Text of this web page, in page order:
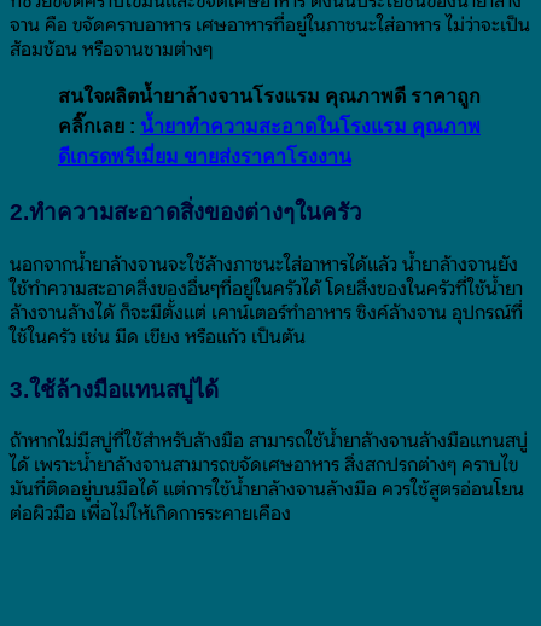
จาน คือ ขจัดคราบอาหาร เศษอาหารที่อยู่ในภาชนะใส่อาหาร ไม่ว่าจะเป็น
ส้อมช้อน หรือจานชามต่างๆ
สนใจผลิตน้ำยาล้างจานโรงแรม คุณภาพดี ราคาถูก
คลิ๊กเลย : น้ำยาทำความสะอาดในโรงแรม คุณภาพ
ดีเกรดพรีเมี่ยม ขายส่งราคาโรงงาน
2.ทำความสะอาดสิ่งของต่างๆในครัว
นอกจากน้ำยาล้างจานจะใช้ล้างภาชนะใส่อาหารได้แล้ว น้ำยาล้างจานยัง
ใช้ทำความสะอาดสิ่งของอื่นๆที่อยู่ในครัวได้ โดยสิ่งของในครัวที่ใช้น้ำยา
ล้างจานล้างได้ ก็จะมีตั้งแต่ เคาน์เตอร์ทำอาหาร ซิงค์ล้างจาน อุปกรณ์ที่
ใช้ในครัว เช่น มีด เขียง หรือแก้ว เป็นต้น
3.ใช้ล้างมือแทนสบู่ได้
ถ้าหากไม่มีสบู่ที่ใช้สำหรับล้างมือ สามารถใช้น้ำยาล้างจานล้างมือแทนสบู่
ได้ เพราะน้ำยาล้างจานสามารถขจัดเศษอาหาร สิ่งสกปรกต่างๆ คราบไข
มันที่ติดอยู่บนมือได้ แต่การใช้น้ำยาล้างจานล้างมือ ควรใช้สูตรอ่อนโยน
ต่อผิวมือ เพื่อไม่ให้เกิดการระคายเคือง